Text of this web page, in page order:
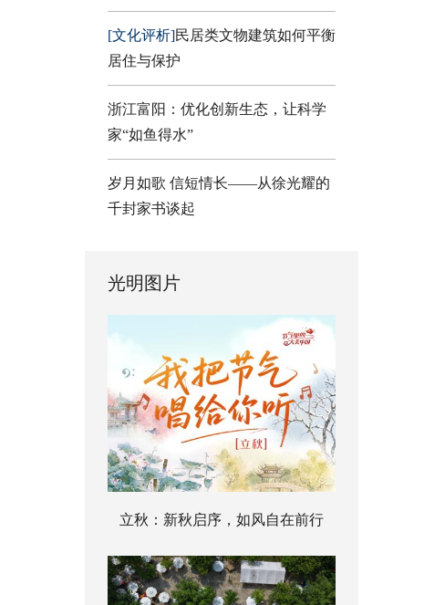
[文化评析]民居类文物建筑如何平衡
居住与保护
浙江富阳：优化创新生态，让科学
家“如鱼得水”
岁月如歌 信短情长——从徐光耀的
千封家书谈起
光明图片
立秋：新秋启序，如风自在前行